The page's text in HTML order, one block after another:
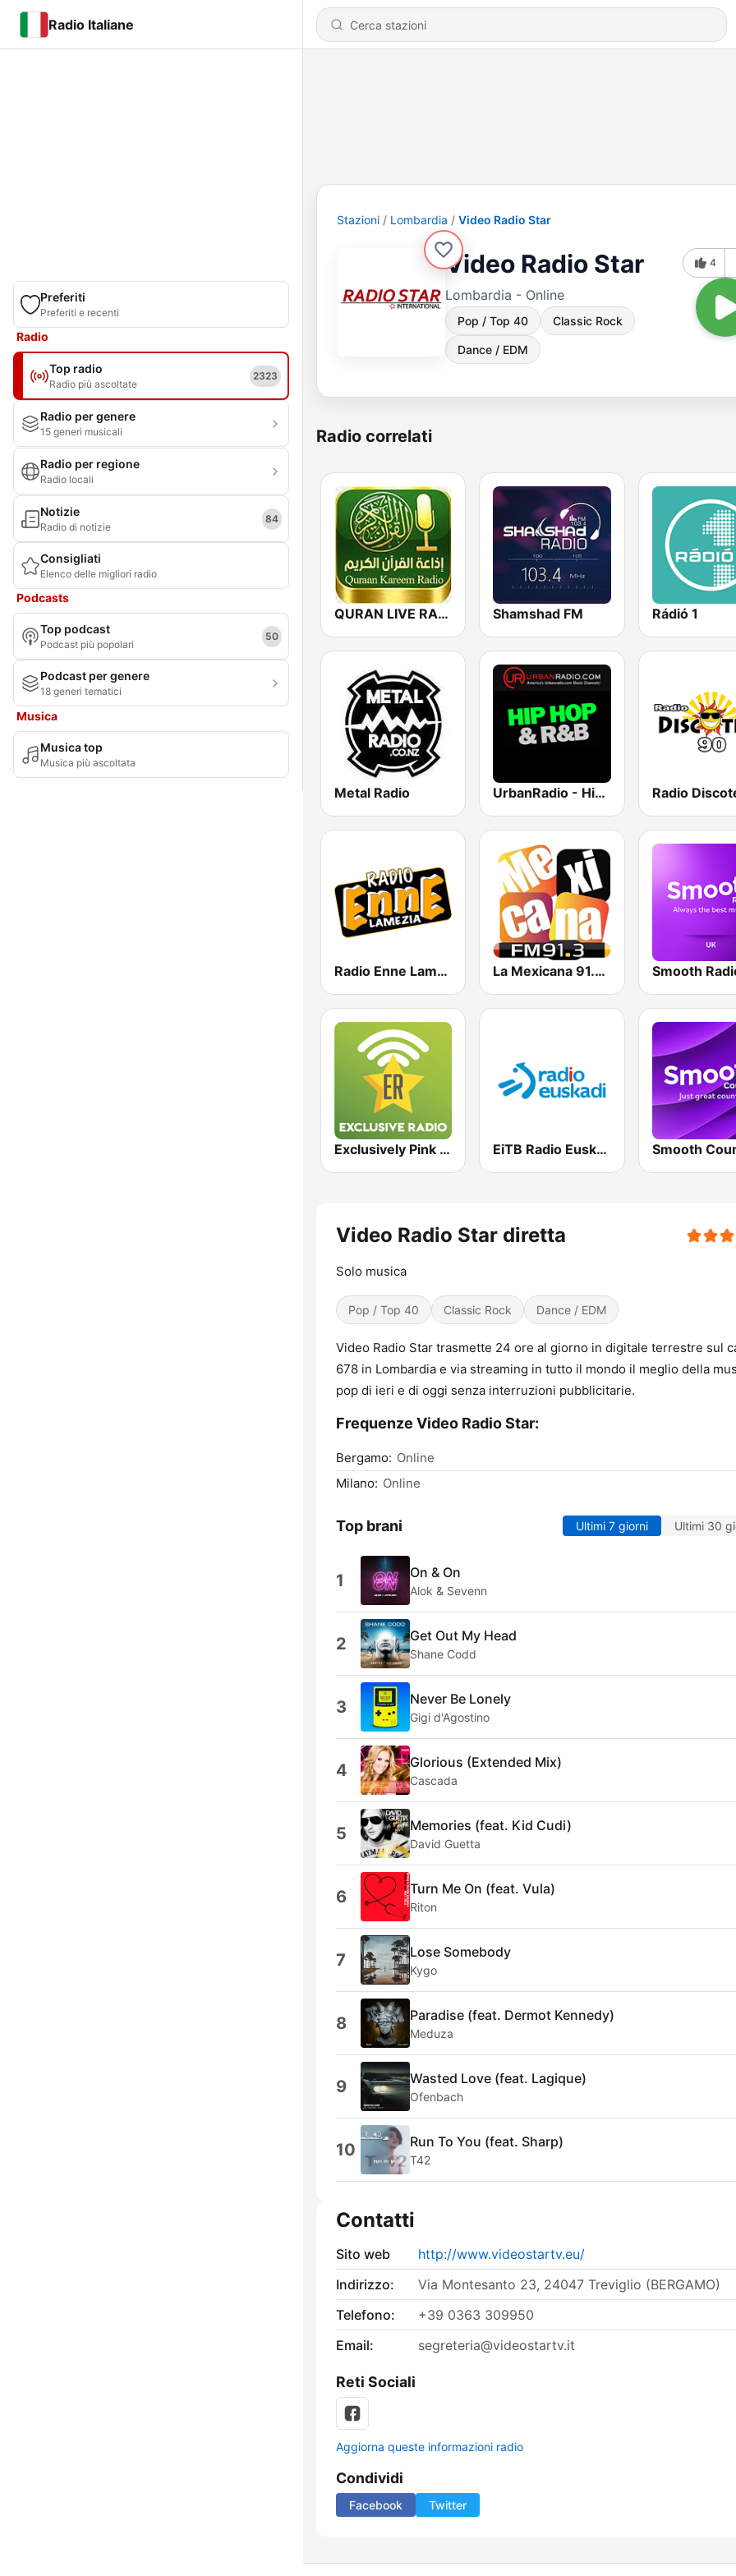
Radio Italiane
Preferiti
Preferiti e recenti
Radio
Top radio
Radio più ascoltate
2323
Radio per genere
15 generi musicali
Radio per regione
Radio locali
Notizie
Radio di notizie
84
Consigliati
Elenco delle migliori radio
Podcasts
Top podcast
Podcast più popolari
50
Podcast per genere
18 generi tematici
Musica
Musica top
Musica più ascoltata
Stazioni Lombardia Video Radio Star
Video Radio Star
Lombardia - Online
Pop / Top 40 Classic Rock
Dance / EDM
4
Radio correlati
QURAN LIVE RADIO Shamshad FM Rádió 1
Metal Radio UrbanRadio - Hip Hop & RnB
Radio Enne Lamezia La Mexicana 91.3 FM Smooth
Exclusively Pink Floyd EiTB Radio Euskadi Smooth
Video Radio Star diretta
Solo musica
Pop / Top 40 Classic Rock Dance / EDM
Video Radio Star trasmette 24 ore al giorno in digitale terrestre sul
678 in Lombardia e via streaming in tutto il mondo il meglio della
pop di ieri e di oggi senza interruzioni pubblicitarie.
Frequenze Video Radio Star:
Bergamo: Online
Milano: Online
Top brani Ultimi 7 giorni Ultimi 30
1 On & On
Alok & Sevenn
2 Get Out My Head
Shane Codd
3 Never Be Lonely
Gigi d'Agostino
4 Glorious (Extended Mix)
Cascada
5 Memories (feat. Kid Cudi)
David Guetta
6 Turn Me On (feat. Vula)
Riton
7 Lose Somebody
Kygo
8 Paradise (feat. Dermot Kennedy)
Meduza
9 Wasted Love (feat. Lagique)
Ofenbach
10 Run To You (feat. Sharp)
T42
Contatti
Sito web
http://www.videostartv.eu/
Indirizzo:
Via Montesanto 23, 24047 Treviglio (BERGAMO)
Telefono:
+39 0363 309950
Email:
segreteria@videostartv.it
Reti Sociali
Aggiorna queste informazioni radio
Condividi
Facebook Twitter